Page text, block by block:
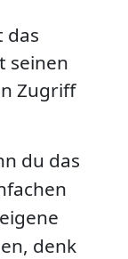
das
seinen
Zugriff
du das
denk